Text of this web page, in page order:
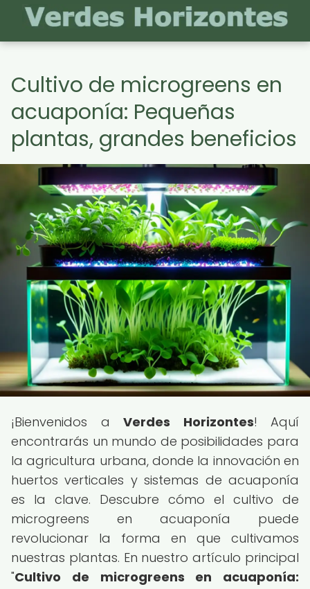
Cultivo de microgreens en
acuaponía: Pequeñas
plantas, grandes beneficios
¡Bienvenidos a Verdes Horizontes! Aquí
encontrarás un mundo de posibilidades para
la agricultura urbana, donde la innovación en
huertos verticales y sistemas de acuaponía
es la clave. Descubre cómo el cultivo de
microgreens en acuaponía puede
revolucionar la forma en que cultivamos
nuestras plantas. En nuestro artículo principal
"Cultivo de microgreens en acuaponía: